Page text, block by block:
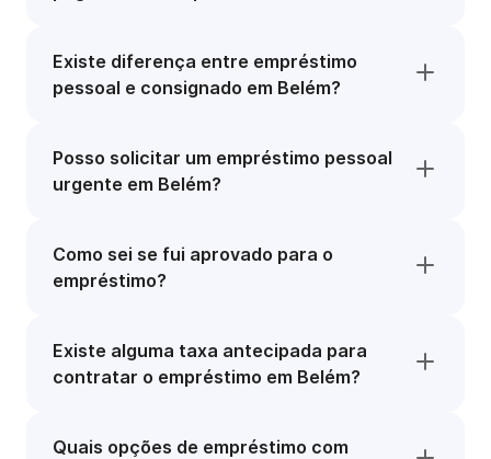
Existe diferença entre empréstimo
pessoal e consignado em Belém?
Posso solicitar um empréstimo pessoal
urgente em Belém?
Como sei se fui aprovado para o
empréstimo?
Existe alguma taxa antecipada para
contratar o empréstimo em Belém?
Quais opções de empréstimo com